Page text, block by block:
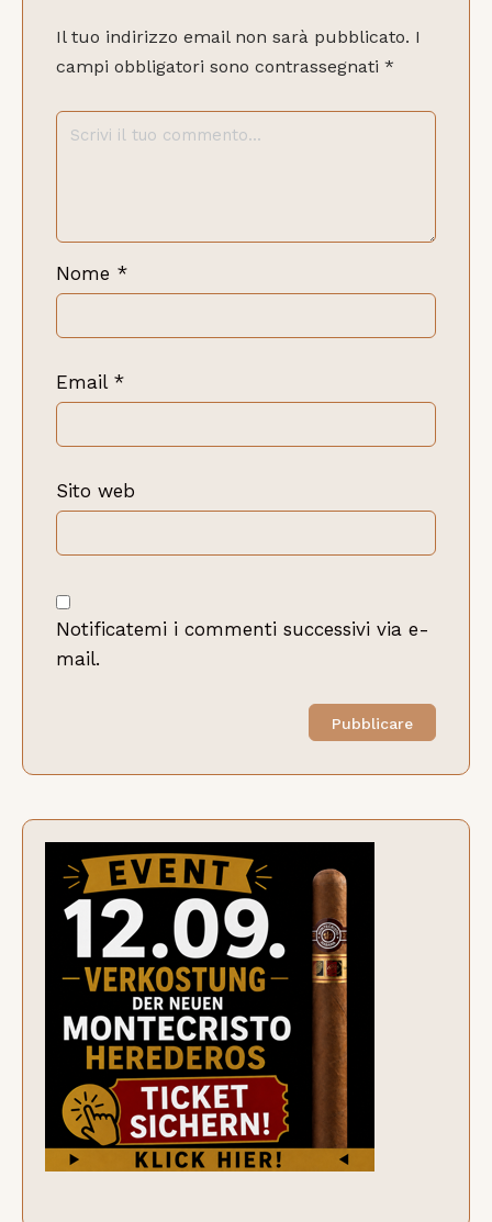
Il tuo indirizzo email non sarà pubblicato. I
campi obbligatori sono contrassegnati *
Nome *
Email *
Sito web
Notificatemi i commenti successivi via e-
mail.